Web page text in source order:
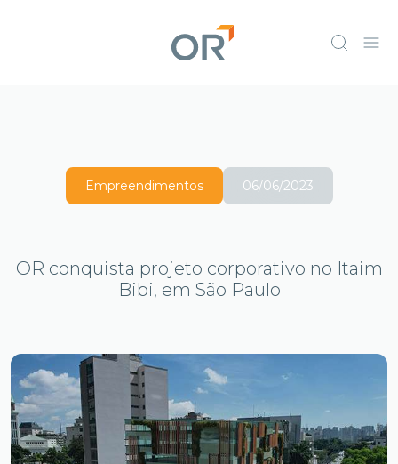
Empreendimentos 06/06/2023
OR conquista projeto corporativo no Itaim
Bibi, em São Paulo